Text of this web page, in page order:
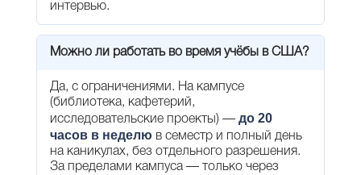
интервью.
Можно ли работать во время учёбы в США?
Да, с ограничениями. На кампусе
(библиотека, кафетерий,
исследовательские проекты) — до 20
часов в неделю в семестр и полный день
на каникулах, без отдельного разрешения.
За пределами кампуса — только через